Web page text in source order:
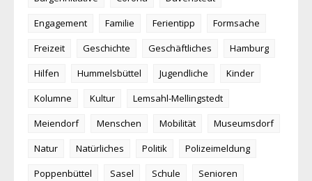
Engagement
Familie Ferientipp
Formsache
Freizeit
Geschichte Geschäftliches
Hamburg
Hilfen
Hummelsbüttel Jugendliche
Kinder
Kolumne
Kultur
Lemsahl-Mellingstedt
Meiendorf
Menschen Mobilität
Museumsdorf
Natur
Natürliches Politik
Polizeimeldung
Poppenbüttel
Sasel Schule
Senioren